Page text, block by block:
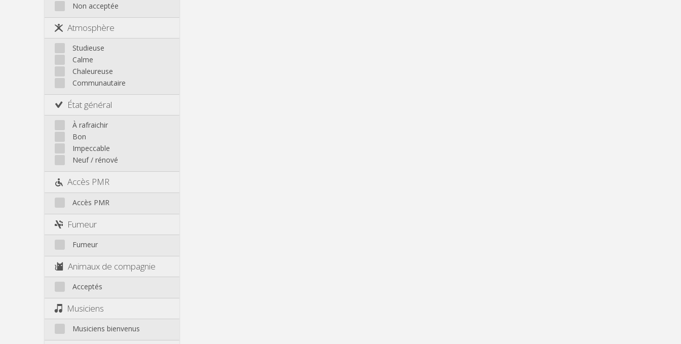
Les Bruyères
Nivelles
Ottignies
Rixensart
Walhain
Wavre
Autre
Non acceptée
Atmosphère
Studieuse
Calme
Chaleureuse
Communautaire
État général
À rafraichir
Bon
Impeccable
Neuf / rénové
Accès PMR
Accès PMR
Fumeur
Fumeur
Animaux de compagnie
Acceptés
Musiciens
Musiciens bienvenus